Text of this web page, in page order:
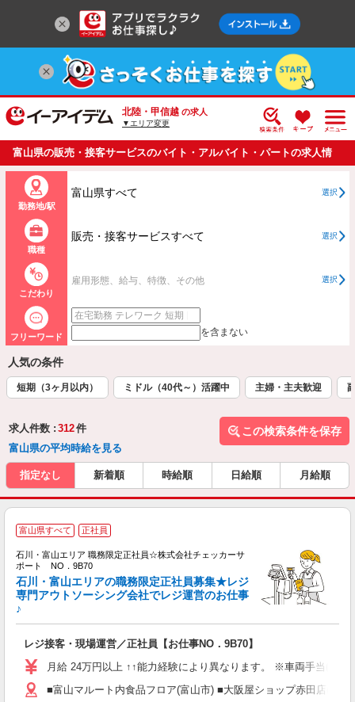
北陸・甲信越 の求人
▼エリア変更
富山県の販売・接客サービスのバイト・アルバイト・パートの求人情
報一覧
勤務地/駅
富山県すべて 選択
職種
販売・接客サービスすべて 選択
こだわり
雇用形態、給与、特徴、その他 選択
フリーワード を含まない
人気の条件
短期（3ヶ月以内） ミドル（40代～）活躍中 主婦・主夫歓迎
求人件数 : 312件
富山県の平均時給を見る
この検索条件を保存
指定なし 新着順 時給順 日給順 月給順
富山県すべて 正社員
石川・富山エリア 職務限定正社員☆株式会社チェッカーサ
ポート NO．9B70
石川・富山エリアの職務限定正社員募集★レジ
専門アウトソーシング会社でレジ運営のお仕事
♪
レジ接客・現場運営／正社員【お仕事NO．9B70】
月給 24万円以上 ↑↑能力経験により異なります。 ※車両手当
■富山マルート内食品フロア(富山市) ■大阪屋ショップ赤田店(富